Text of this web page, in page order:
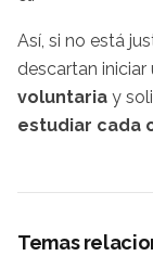
Así, si no está
descartan iniciar
voluntaria y
estudiar cada
Temas